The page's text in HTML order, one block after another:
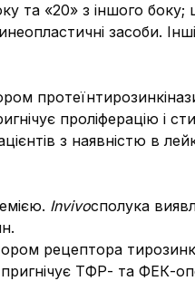
та «20» з іншого боку;
засоби.
проліферацію і
з наявністю в
Invivoсполука
рецептора
ТФР- та ФЕК-